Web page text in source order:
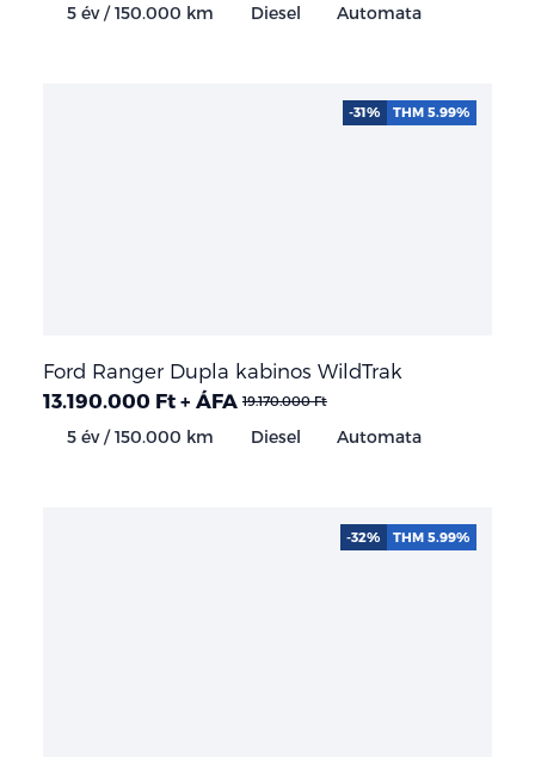
5 év / 150.000 km Diesel Automata
Ford Ranger Dupla kabinos WildTrak
13.190.000 Ft + ÁFA 19.170.000 Ft
5 év / 150.000 km Diesel Automata
-31% THM 5.99%
-32% THM 5.99%